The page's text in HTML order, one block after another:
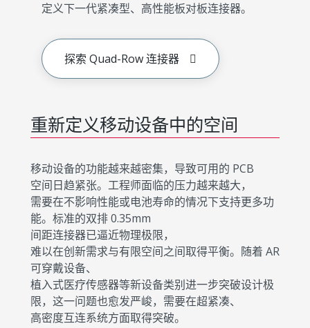
定义下一代紧凑型、高性能板对板连接器。
探索 Quad-Row 连接器
重新定义移动设备中的空间
移动设备的功能越来越密集，导致可用的 PCB
空间日趋紧张。工程师面临的压力越来越大，
需要在不影响性能或电池寿命的情况下支持更多功
能。标准的双排 0.35mm
间距连接器已逼近物理极限，
难以在创新需求与有限空间之间取得平衡。随着 AR
可穿戴设备、
植入式医疗传感器等新设备类别进一步突破设计极
限，这一问题也愈发严峻，需要在超紧凑、
高密度互连系统方面取得突破。